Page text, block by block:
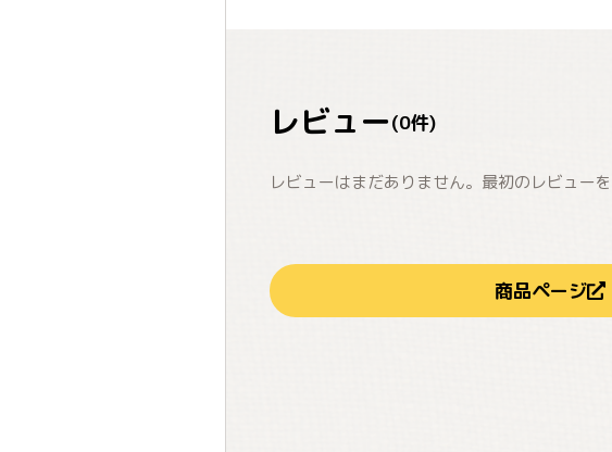
レビュー(0件)
レビューはまだありません。最初のレビュー
商品ページ